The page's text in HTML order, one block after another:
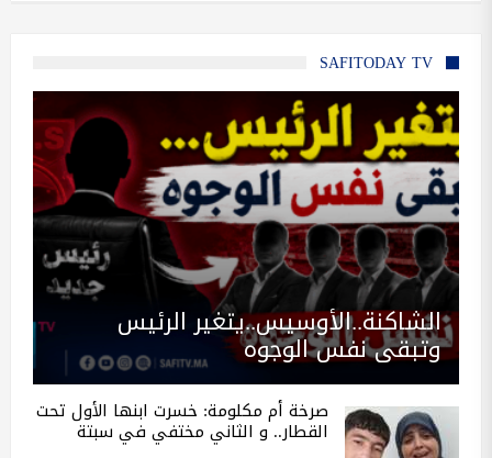
SAFITODAY TV
الشاكنة..الأوسيس..يتغير الرئيس
وتبقى نفس الوجوه
صرخة أم مكلومة: خسرت ابنها الأول تحت
القطار.. و الثاني مختفي في سبتة